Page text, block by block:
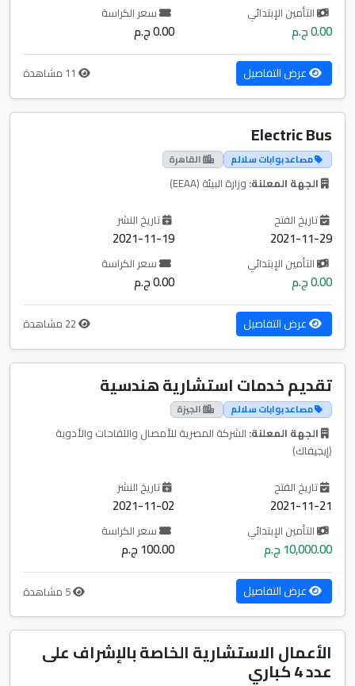
التأمين الإبتدائي
0.00 ج.م
سعر الكراسة
0.00 ج.م
عرض التفاصيل
Electric Bus
مصاعد بوابات سلالم القاهرة
الجهة المعلنة: وزارة البيئة (EEAA)
تاريخ الفتح
2021-11-29
تاريخ النشر
2021-11-19
التأمين الإبتدائي
0.00 ج.م
سعر الكراسة
0.00 ج.م
عرض التفاصيل
تقديم خدمات استشارية هندسية
مصاعد بوابات سلالم الجيزة
الجهة المعلنة: الشركة المصرية للأمصال واللقاحات والأدوية
(إيجيفاك)
تاريخ الفتح
2021-11-21
تاريخ النشر
2021-11-02
التأمين الإبتدائي
10,000.00 ج.م
سعر الكراسة
100.00 ج.م
عرض التفاصيل
الأعمال الاستشارية الخاصة بالإشراف على
عدد 4 كباري